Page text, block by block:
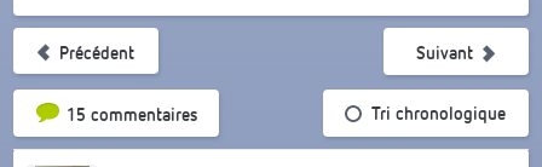
Précédent
15 commentairesTri par popularité Tri chronologique
Suivant